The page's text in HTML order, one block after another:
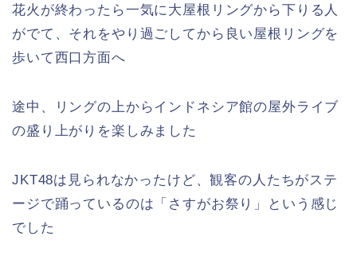
花火が終わったら一気に大屋根リングから下りる人
がでて、それをやり過ごしてから良い屋根リングを
歩いて西口方面へ
途中、リングの上からインドネシア館の屋外ライブ
の盛り上がりを楽しみました
JKT48は見られなかったけど、観客の人たちがステ
ージで踊っているのは「さすがお祭り」という感じ
でした